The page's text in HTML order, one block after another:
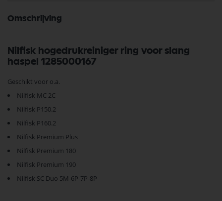
Omschrijving
Nilfisk hogedrukreiniger ring voor slang
haspel 1285000167
Geschikt voor o.a.
Nilfisk MC 2C
Nilfisk P150.2
Nilfisk P160.2
Nilfisk Premium Plus
Nilfisk Premium 180
Nilfisk Premium 190
Nilfisk SC Duo 5M-6P-7P-8P